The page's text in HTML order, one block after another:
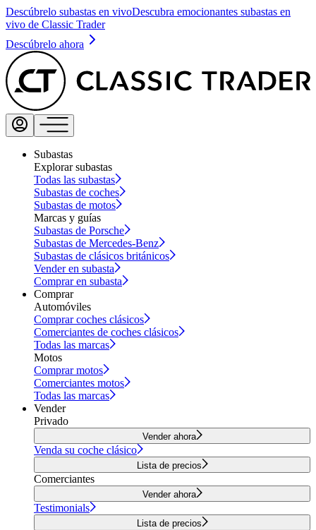
Descúbrelo subastas en vivoDescubra emocionantes subastas en
vivo de Classic Trader
Descúbrelo ahora
Subastas
Explorar subastas
Todas las subastas
Subastas de coches
Subastas de motos
Marcas y guías
Subastas de Porsche
Subastas de Mercedes-Benz
Subastas de clásicos británicos
Vender en subasta
Comprar en subasta
Comprar
Automóviles
Comprar coches clásicos
Comerciantes de coches clásicos
Todas las marcas
Motos
Comprar motos
Comerciantes motos
Todas las marcas
Vender
Privado
Vender ahora
Venda su coche clásico
Lista de precios
Comerciantes
Vender ahora
Testimonials
Lista de precios